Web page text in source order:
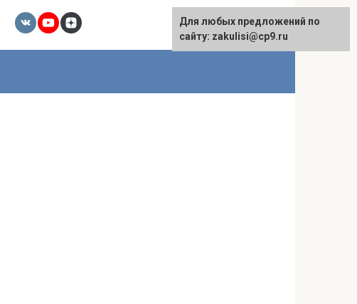
Для любых предложений по
сайту: zakulisi@cp9.ru